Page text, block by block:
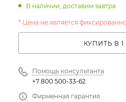
В наличии, доставим завтра
* Цена не является
КУПИТЬ В
Помощь консультанта
+7 800 500-33-62
Фирменная гарантия